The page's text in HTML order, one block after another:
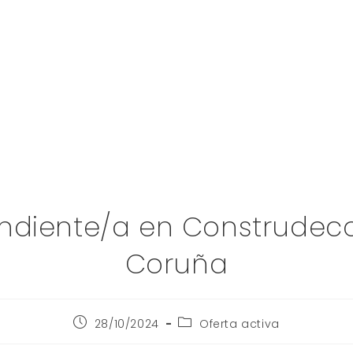
a en
Coruña
28/10/2024 Oferta activa